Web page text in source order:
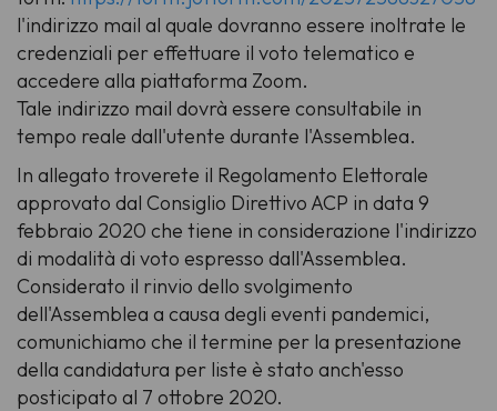
l'indirizzo mail al quale dovranno essere inoltrate le
credenziali per effettuare il voto telematico e
accedere alla piattaforma Zoom.
Tale indirizzo mail dovrà essere consultabile in
tempo reale dall'utente durante l'Assemblea.
In allegato troverete il Regolamento Elettorale
approvato dal Consiglio Direttivo ACP in data 9
febbraio 2020 che tiene in considerazione l'indirizzo
di modalità di voto espresso dall'Assemblea.
Considerato il rinvio dello svolgimento
dell'Assemblea a causa degli eventi pandemici,
comunichiamo che il termine per la presentazione
della candidatura per liste è stato anch'esso
posticipato al 7 ottobre 2020.